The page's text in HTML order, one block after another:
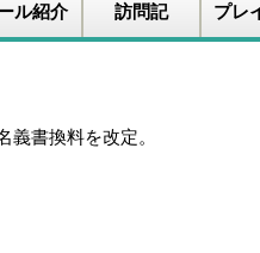
ル紹介 訪問記 プレ
書換料を改定。